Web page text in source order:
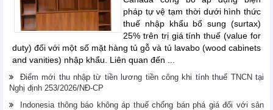
pháp tự vệ tạm thời dưới hình thức
thuế nhập khẩu bổ sung (surtax)
25% trên trị giá tính thuế (value for
duty) đối với một số mặt hàng tủ gỗ và tủ lavabo (wood cabinets
and vanities) nhập khẩu. Liên quan đến ...
Điểm mới thu nhập từ tiền lương tiền công khi tính thuế TNCN tại
Nghị định 253/2026/NĐ-CP
Indonesia thông báo không áp thuế chống bán phá giá đối với sản